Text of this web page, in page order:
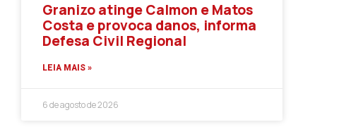
Granizo atinge Calmon e Matos
Costa e provoca danos, informa
Defesa Civil Regional
LEIA MAIS »
6 de agosto de 2026